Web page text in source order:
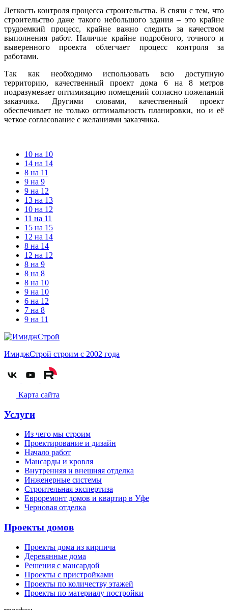
Легкость контроля процесса строительства. В связи с тем, что
строительство даже такого небольшого здания – это крайне
трудоемкий процесс, крайне важно следить за качеством
выполнения работ. Наличие крайне подробного, точного и
выверенного проекта облегчает процесс контроля за
работами.
Так как необходимо использовать всю доступную
территорию, качественный проект дома 6 на 8 метров
подразумевает оптимизацию помещений согласно пожеланий
заказчика. Другими словами, качественный проект
обеспечивает не только оптимальность планировки, но и её
четкое согласование с желаниями заказчика.
10 на 10
14 на 14
8 на 11
9 на 9
9 на 12
13 на 13
10 на 12
11 на 11
15 на 15
12 на 14
8 на 14
12 на 12
8 на 9
8 на 8
8 на 10
9 на 10
6 на 12
7 на 8
9 на 11
ИмиджСтрой строим с 2002 года
Карта сайта
Услуги
Из чего мы строим
Проектирование и дизайн
Начало работ
Мансарды и кровля
Внутренняя и внешняя отделка
Инженерные системы
Строительная экспертиза
Евроремонт домов и квартир в Уфе
Черновая отделка
Проекты домов
Проекты дома из кирпича
Деревянные дома
Решения с мансардой
Проекты с пристройками
Проекты по количеству этажей
Проекты по материалу постройки